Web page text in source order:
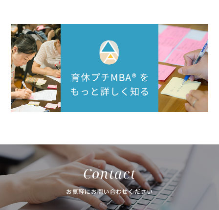
Contact
お気軽にお問い合わせください